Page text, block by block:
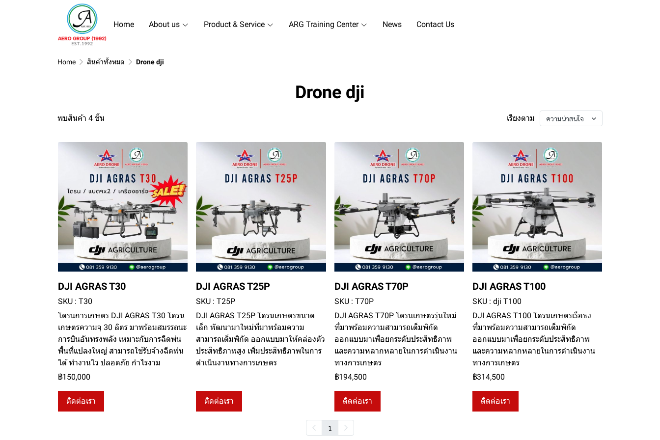
Home About us Product & Service ARG Training Center News Contact Us
Home สินค้าทั้งหมด Drone dji
Drone dji
พบสินค้า 4 ชิ้น เรียงตาม ความน่าสนใจ
DJI AGRAS T30
SKU : T30
โดรนการเกษตร DJI AGRAS T30 โดรน
เกษตรความจุ 30 ลิตร มาพร้อมสมรรถนะ
การบินอันทรงพลัง เหมาะกับการฉีดพ่น
พื้นที่แปลงใหญ่ สามารถใช้รับจ้างฉีดพ่น
ได้ ทำงานไว ปลอดภัย กำไรงาม
฿150,000
ติดต่อเรา
DJI AGRAS T25P
SKU : T25P
DJI AGRAS T25P โดรนเกษตรขนาด
เล็ก พัฒนามาใหม่ที่มาพร้อมความ
สามารถเต็มพิกัด ออกแบบมาให้คล่องตัว
ประสิทธิภาพสูง เพิ่มประสิทธิภาพในการ
ดำเนินงานทางการเกษตร
ติดต่อเรา
DJI AGRAS T70P
SKU : T70P
DJI AGRAS T70P โดรนเกษตรรุ่นใหม่
ที่มาพร้อมความสามารถเต็มพิกัด
ออกแบบมาเพื่อยกระดับประสิทธิภาพ
และความหลากหลายในการดำเนินงาน
ทางการเกษตร
฿194,500
ติดต่อเรา
DJI AGRAS T100
SKU : dji T100
DJI AGRAS T100 โดรนเกษตรเรือธง
ที่มาพร้อมความสามารถเต็มพิกัด
ออกแบบมาเพื่อยกระดับประสิทธิภาพ
และความหลากหลายในการดำเนินงาน
ทางการเกษตร
฿314,500
ติดต่อเรา
1